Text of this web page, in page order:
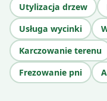
Utylizacja drzew
Usługa wycinki
Karczowanie terenu
Frezowanie pni